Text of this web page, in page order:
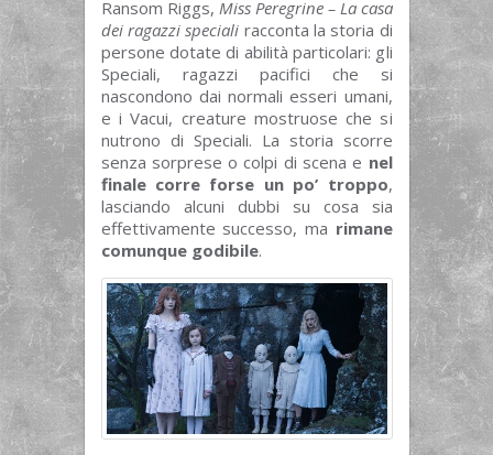
Ransom Riggs, Miss Peregrine – La casa
dei ragazzi speciali racconta la storia di
persone dotate di abilità particolari: gli
Speciali, ragazzi pacifici che si
nascondono dai normali esseri umani,
e i Vacui, creature mostruose che si
nutrono di Speciali. La storia scorre
senza sorprese o colpi di scena e nel
finale corre forse un po’ troppo,
lasciando alcuni dubbi su cosa sia
effettivamente successo, ma rimane
comunque godibile.